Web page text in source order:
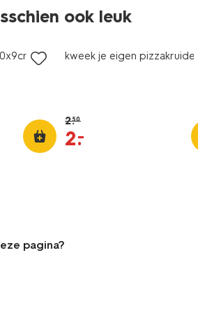
ook leuk
sale
kweek je eigen
2.50
2.
–
pagina?